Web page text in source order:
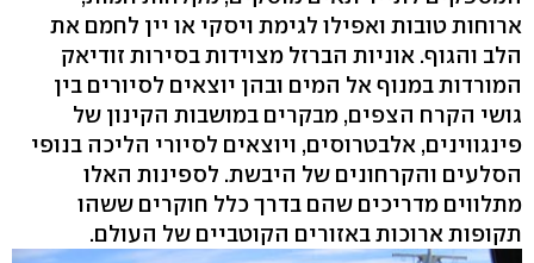
ארוחות טובות ואפילו לגימת ויסקי או יין לחמם את
הלב והגוף. אוניות הברזל מצוידות בסירות זודיאק
המורדות במנוף אל המים ובהן יוצאים לסיורים בין
גושי הקרח הצפים, מבקרים במושבות הקינון של
פינגווינים, אלבטרוסים, ויוצאים לסיורי הליכה בנופי
הסלעים והקרחונים של היבשת. לספינות האלו
מתלווים מדריכים שהם בדרך כלל חוקרים ששהו
תקופות ארוכות באזורים הקוטביים של העולם.